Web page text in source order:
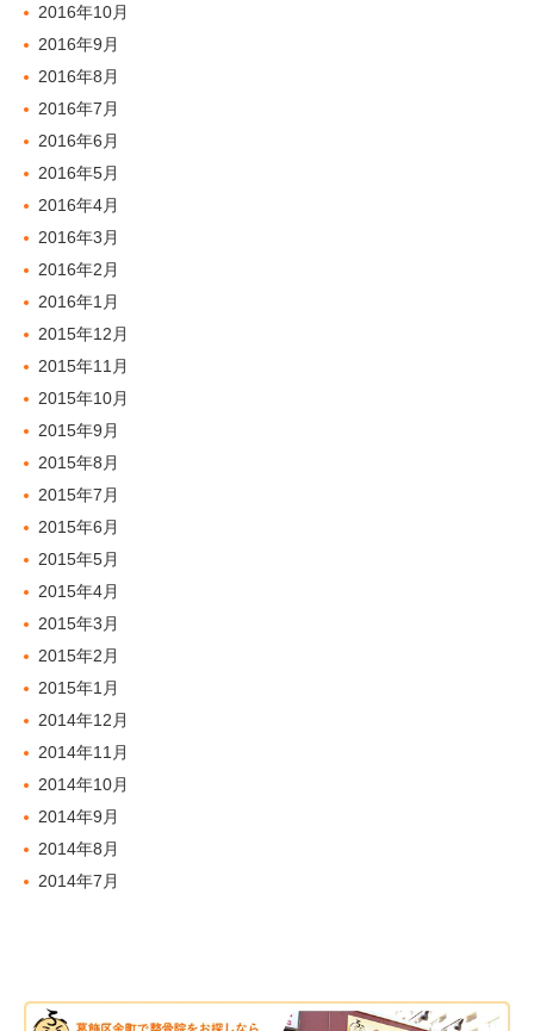
2016年10月
2016年9月
2016年8月
2016年7月
2016年6月
2016年5月
2016年4月
2016年3月
2016年2月
2016年1月
2015年12月
2015年11月
2015年10月
2015年9月
2015年8月
2015年7月
2015年6月
2015年5月
2015年4月
2015年3月
2015年2月
2015年1月
2014年12月
2014年11月
2014年10月
2014年9月
2014年8月
2014年7月